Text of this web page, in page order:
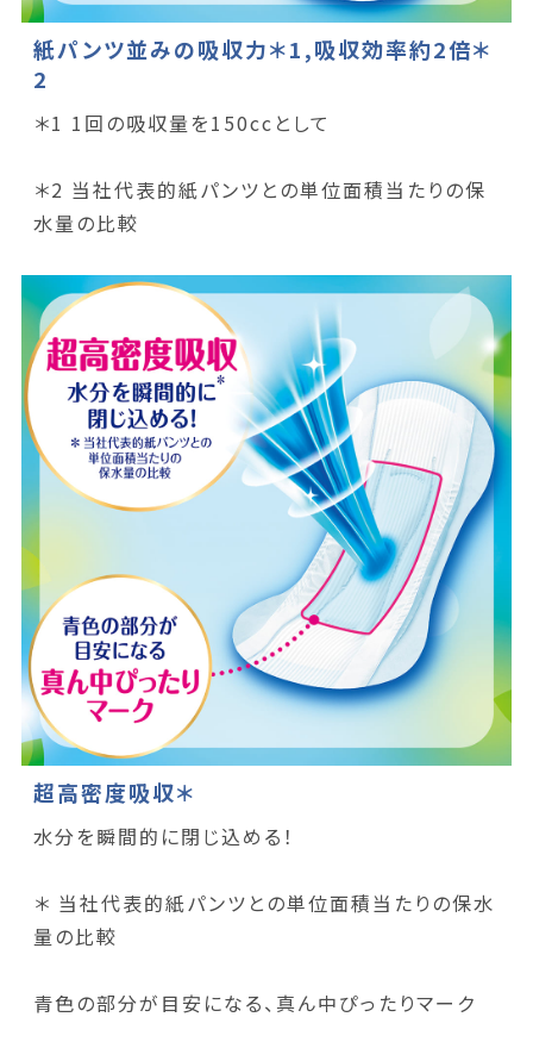
紙パンツ並みの吸収力＊1,吸収効率約2倍＊
2
＊1 1回の吸収量を150ccとして
＊2 当社代表的紙パンツとの単位面積当たりの保
水量の比較
超高密度吸収＊
水分を瞬間的に閉じ込める！
＊ 当社代表的紙パンツとの単位面積当たりの保水
量の比較
青色の部分が目安になる、真ん中ぴったりマーク